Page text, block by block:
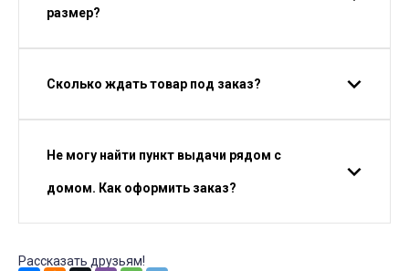
размер?
Сколько ждать товар под заказ?
Не могу найти пункт выдачи рядом с
домом. Как оформить заказ?
Рассказать друзьям!